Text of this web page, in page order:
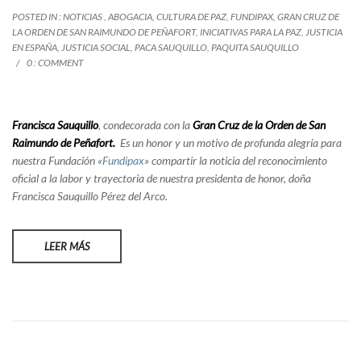
POSTED IN :NOTICIAS ABOGACIA CULTURA DE PAZ FUNDIPAX, GRAN CRUZ DE
LA ORDEN DE SAN RAIMUNDO DE PEÑAFORT, INICIATIVAS PARA LA PAZ JUSTICIA
EN ESPAÑA JUSTICIA SOCIAL PACA SAUQUILLO PAQUITA SAUQUILLO
0 : COMMENT
Francisca Sauquillo, condecorada con laGran Cruz de la Orden de San
Raimundo de Peñafort. Es un honor y un motivo de profunda alegría para
nuestra Fundación «Fundipax» compartir la noticia del reconocimiento
oficial a la labor y trayectoria de nuestra presidenta de honor, doña
Francisca Sauquillo Pérez del Arco.
LEER MÁS